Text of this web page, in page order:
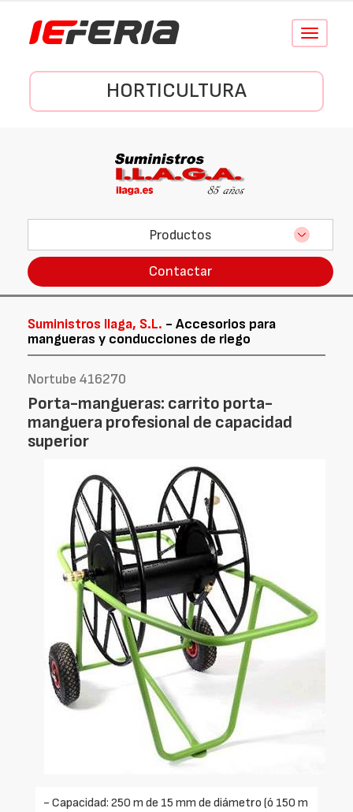
Conmutar
HORTICULTURA
Productos
Contactar
Suministros Ilaga, S.L. - Accesorios para
mangueras y conducciones de riego
Nortube 416270
Porta-mangueras: carrito porta-
manguera profesional de capacidad
superior
- Capacidad: 250 m de 15 mm de diámetro (ó 150 m